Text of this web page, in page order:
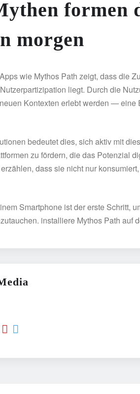
formen
morgen
wie Mythos Path zeigt, dass die
liegt. Durch die
Kontexten erlebt werden —
bedeutet dies, sich aktiv mit
zu fördern, die das Potenzial
dass sie nicht nur
Smartphone ist der erste Schritt,
installiere Mythos Path auf